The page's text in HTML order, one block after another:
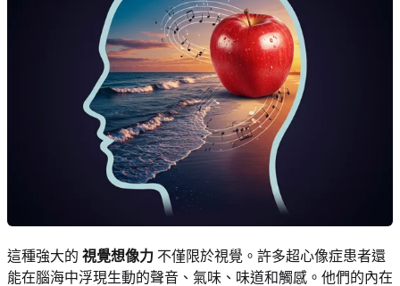
這種強大的 視覺想像力 不僅限於視覺。許多超心像症患者還
能在腦海中浮現生動的聲音、氣味、味道和觸感。他們的內在